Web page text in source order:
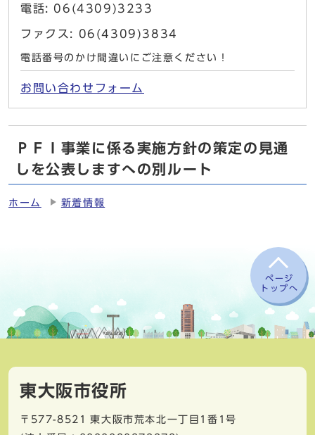
電話: 06(4309)3233
ファクス: 06(4309)3834
電話番号のかけ間違いにご注意ください！
お問い合わせフォーム
ＰＦＩ事業に係る実施方針の策定の見通
しを公表しますへの別ルート
ホーム 新着情報
ページ
トップへ
東大阪市役所
〒577-8521
東大阪市荒本北一丁目1番1号